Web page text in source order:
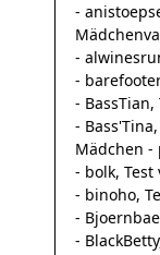
-
-
-
- BassTian,
-
Mädchen -
- bolk, Test
- binoho,
-
-